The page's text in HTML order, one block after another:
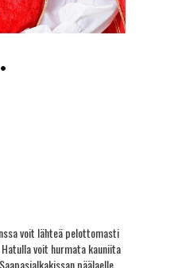
voit lähteä pelottomasti
voit hurmata kauniita
päälaelle